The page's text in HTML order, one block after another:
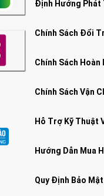
Định Hướng Phát
Chính Sách Đổi
Chính Sách Hoàn
Chính Sách Vận
Hỗ Trợ Kỹ Thuật
Hướng Dẫn Mua
Quy Định Bảo Mật